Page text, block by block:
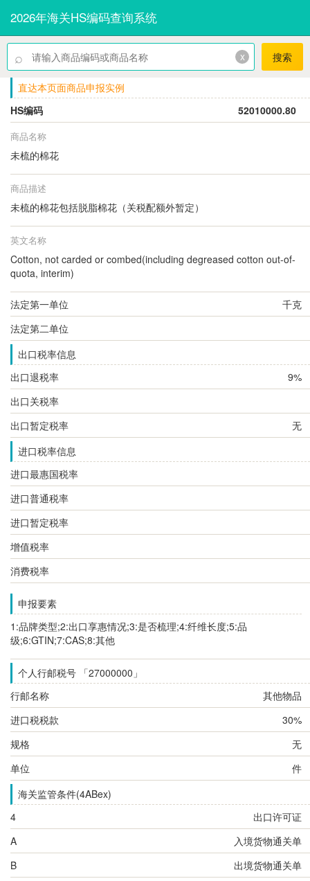
2026年海关HS编码查询系统
⌕ x 搜索
直达本页面商品申报实例
HS编码
52010000.80
商品名称
未梳的棉花
商品描述
未梳的棉花包括脱脂棉花（关税配额外暂定）
英文名称
Cotton, not carded or combed(including degreased cotton out-of-
quota, interim)
法定第一单位
千克
法定第二单位
出口税率信息
出口退税率
9%
出口关税率
出口暂定税率
无
进口税率信息
进口最惠国税率
进口普通税率
进口暂定税率
增值税率
消费税率
申报要素
1:品牌类型;2:出口享惠情况;3:是否梳理;4:纤维长度;5:品
级;6:GTIN;7:CAS;8:其他
个人行邮税号 「27000000」
行邮名称
其他物品
进口税税款
30%
规格
无
单位
件
海关监管条件(4ABex)
4
出口许可证
A
入境货物通关单
B
出境货物通关单